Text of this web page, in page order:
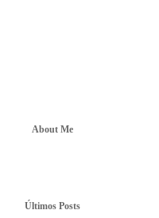
About Me
Últimos Posts